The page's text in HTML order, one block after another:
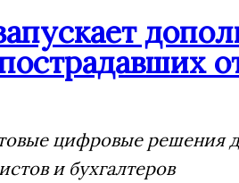
цифровые решения
и бухгалтеров